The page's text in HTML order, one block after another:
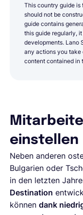
This country guide is
should not be
guide contains
this guide regularly,
developments. Lano
any actions you take
content contained in
einstellen
Neben anderen
Bulgarien oder
in den letzten
Destination
können dank